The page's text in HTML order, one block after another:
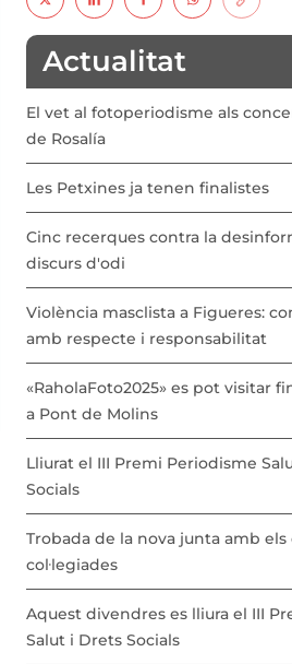
Actualitat
El vet al fotoperiodisme als
de Rosalía
Les Petxines ja tenen finalistes
Cinc recerques contra la
discurs d'odi
Violència masclista a Figueres:
amb respecte i responsabilitat
«RaholaFoto2025» es pot visitar
a Pont de Molins
Lliurat el III Premi Periodisme
Socials
Trobada de la nova junta amb els
col·legiades
Aquest divendres es lliura el III
Salut i Drets Socials